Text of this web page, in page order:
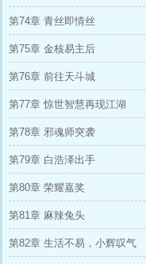
第74章 青丝即情丝
第75章 金核易主后
第76章 前往天斗城
第77章 惊世智慧再现江湖
第78章 邪魂师突袭
第79章 白浩泽出手
第80章 荣耀嘉奖
第81章 麻辣兔头
第82章 生活不易，小辉叹气